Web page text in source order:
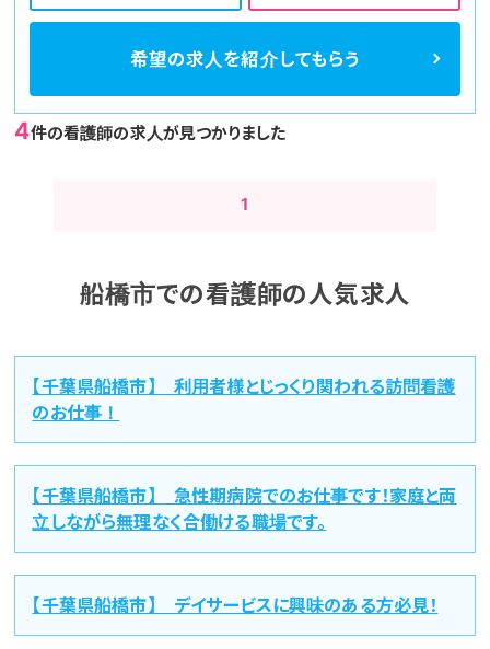
希望の求人を紹介してもらう
4件の看護師の求人が見つかりました
1
船橋市での看護師の人気求人
【千葉県船橋市】 利用者様とじっくり関われる訪問看護
のお仕事！
【千葉県船橋市】 急性期病院でのお仕事です！家庭と両
立しながら無理なく合働ける職場です。
【千葉県船橋市】 デイサービスに興味のある方必見！